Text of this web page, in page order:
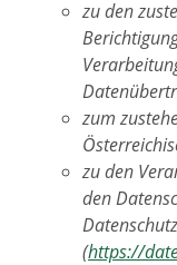
zu den
zum
zu den
den
(https://